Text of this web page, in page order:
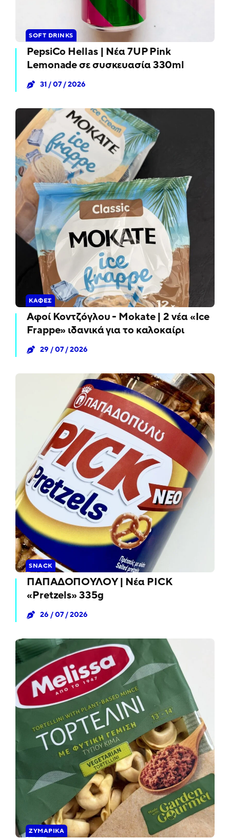
SOFT DRINKS
PepsiCo Hellas | Νέα 7UP Pink
Lemonade σε συσκευασία 330ml
31 / 07 / 2026
ΚΑΦΈΣ
Αφοί Κοντζόγλου - Mokate | 2 νέα «Ice
Frappe» ιδανικά για το καλοκαίρι
29 / 07 / 2026
SNACK
ΠΑΠΑΔΟΠΟΥΛΟΥ | Νέα PICK
«Pretzels» 335g
26 / 07 / 2026
ΖΥΜΑΡΙΚΆ